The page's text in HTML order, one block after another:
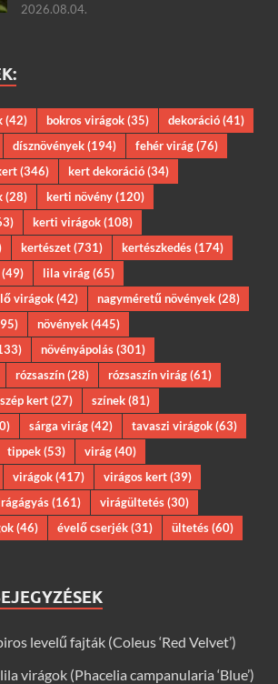
2026.08.04.
(42) bokros virágok(35) dekoráció(41)
dísznövények(194) fehér virág(76)
(346) kert dekoráció(34)
(28) kerti növény(120)
kerti virágok(108)
kertészet(731) kertészkedés(174)
(49) lila virág(65)
virágok(42) nagyméretű növények(28)
növények(445)
növényápolás(301)
rózsaszín(28) rózsaszín virág(61)
szép kert(27) színek(81)
sárga virág(42) tavaszi virágok(63)
tippek(53) virág(40)
virágok(417) virágos kert(39)
(161) virágültetés(30)
(46) évelő cserjék(31) ültetés(60)
levelű fajták (Coleus ‘Red Velvet’)
virágok (Phacelia campanularia ‘Blue’)